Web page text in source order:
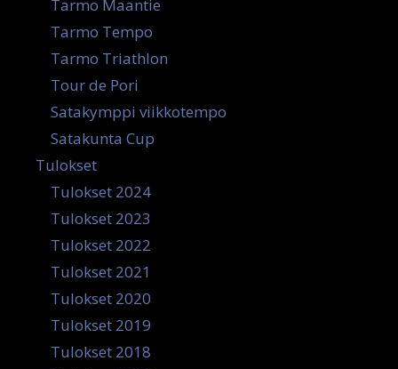
Tarmo Maantie
Tarmo Tempo
Tarmo Triathlon
Tour de Pori
Satakymppi viikkotempo
Satakunta Cup
Tulokset
Tulokset 2024
Tulokset 2023
Tulokset 2022
Tulokset 2021
Tulokset 2020
Tulokset 2019
Tulokset 2018